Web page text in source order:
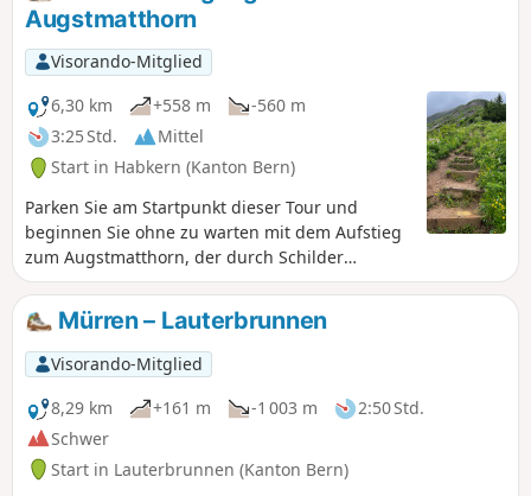
Augstmatthorn
Visorando-Mitglied
6,30 km
+558 m
-560 m
3:25 Std.
Mittel
Start in Habkern (Kanton Bern)
Parken Sie am Startpunkt dieser Tour und
beginnen Sie ohne zu warten mit dem Aufstieg
zum Augstmatthorn, der durch Schilder
angezeigt ist. Das Gelände kann nach oder
während Regenfällen sehr rutschig oder sogar
unbegehbar sein.
Mürren – Lauterbrunnen
Visorando-Mitglied
8,29 km
+161 m -1 003 m
2:50 Std.
Schwer
Start in Lauterbrunnen (Kanton Bern)